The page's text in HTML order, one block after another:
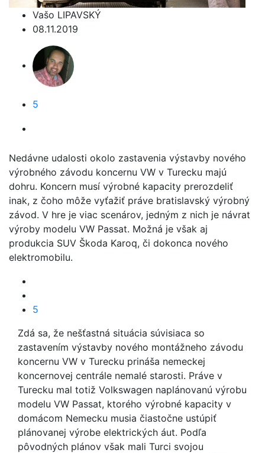
Vašo LIPAVSKÝ
08.11.2019
5
Nedávne udalosti okolo zastavenia výstavby nového
výrobného závodu koncernu VW v Turecku majú
dohru. Koncern musí výrobné kapacity prerozdeliť
inak, z čoho môže vyťažiť práve bratislavský výrobný
závod. V hre je viac scenárov, jedným z nich je návrat
výroby modelu VW Passat. Možná je však aj
produkcia SUV Škoda Karoq, či dokonca nového
elektromobilu.
5
Zdá sa, že nešťastná situácia súvisiaca so
zastavením výstavby nového montážneho závodu
koncernu VW v Turecku prináša nemeckej
koncernovej centrále nemalé starosti. Práve v
Turecku mal totiž Volkswagen naplánovanú výrobu
modelu VW Passat, ktorého výrobné kapacity v
domácom Nemecku musia čiastočne ustúpiť
plánovanej výrobe elektrických áut. Podľa
pôvodných plánov však mali Turci svojou